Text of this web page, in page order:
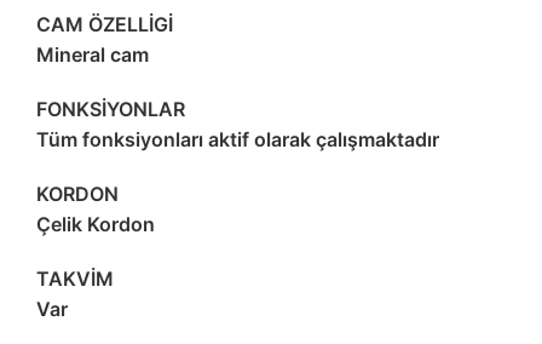
CAM ÖZELLİGİ
Mineral cam
FONKSİYONLAR
Tüm fonksiyonları aktif olarak çalışmaktadır
KORDON
Çelik Kordon
TAKVİM
Var